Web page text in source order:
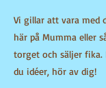
Vi gillar att vara med
här på Mumma eller
torget och säljer fika.
du idéer, hör av dig!